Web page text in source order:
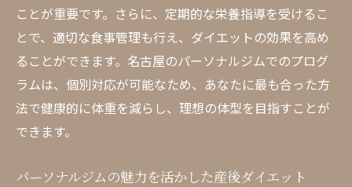
ことが重要です。さらに、定期的な栄養指導を受けるこ
とで、適切な食事管理も行え、ダイエットの効果を高め
ることができます。名古屋のパーソナルジムでのプログ
ラムは、個別対応が可能なため、あなたに最も合った方
法で健康的に体重を減らし、理想の体型を目指すことが
できます。
パーソナルジムの魅力を活かした産後ダイエット